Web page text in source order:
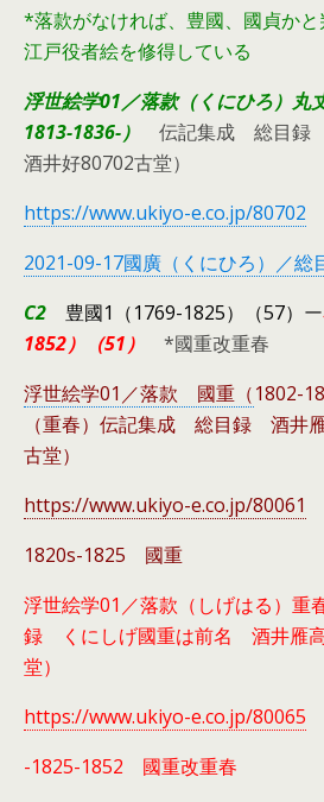
*落款がなければ、豊國、國貞かと
江戸役者絵を修得している
浮世絵学01／落款（くにひろ）丸
1813-1836-）
伝記集成 総目録
酒井好80702古堂）
https://www.ukiyo-e.co.jp/80702
2021-09-17國廣（くにひろ）／総
C2
豊國1（1769-1825）（57） ー
1852）（51）
*國重改重春
浮世絵学01／落款 國重（1802-
（重春）伝記集成 総目録 酒井
古堂）
https://www.ukiyo-e.co.jp/80061
1820s-1825 國重
浮世絵学01／落款（しげはる）
録 くにしげ國重は前名 酒井雁
堂）
https://www.ukiyo-e.co.jp/80065
-1825-1852 國重改重春